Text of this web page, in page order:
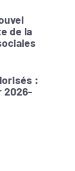
de la
:
2026-